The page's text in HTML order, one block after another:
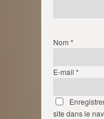
Nom *
E-mail *
site dans le